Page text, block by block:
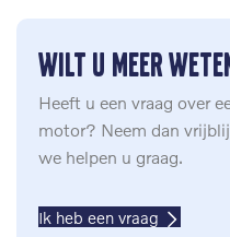
Wilt u meer
Heeft u een vraag over
motor? Neem dan
we helpen u graag.
Ik heb een vraag